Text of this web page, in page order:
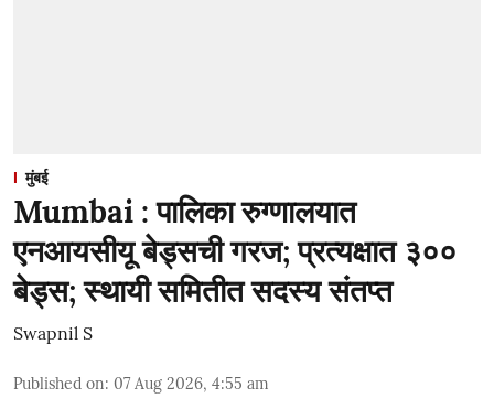
मुंबई
Mumbai : पालिका रुग्णालयात
एनआयसीयू बेड्सची गरज; प्रत्यक्षात ३००
बेड्स; स्थायी समितीत सदस्य संतप्त
Swapnil S
Published on: 07 Aug 2026, 4:55 am